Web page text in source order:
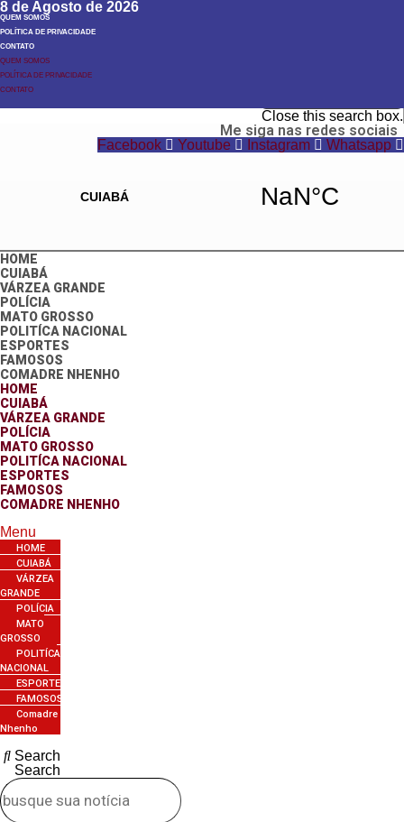
8 de Agosto de 2026
QUEM SOMOS
POLÍTICA DE PRIVACIDADE
CONTATO
QUEM SOMOS
POLÍTICA DE PRIVACIDADE
CONTATO
Close this search box.
Me siga nas redes sociais
Facebook Youtube Instagram Whatsapp
HOME
CUIABÁ
VÁRZEA GRANDE
POLÍCIA
MATO GROSSO
POLITÍCA NACIONAL
ESPORTES
FAMOSOS
COMADRE NHENHO
HOME
CUIABÁ
VÁRZEA GRANDE
POLÍCIA
MATO GROSSO
POLITÍCA NACIONAL
ESPORTES
FAMOSOS
COMADRE NHENHO
Menu
HOME
CUIABÁ
VÁRZEA
GRANDE
POLÍCIA
MATO
GROSSO
POLITÍCA
NACIONAL
ESPORTES
FAMOSOS
Comadre
Nhenho
Search
Search